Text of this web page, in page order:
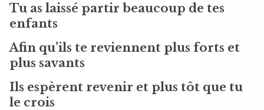
Tu as laissé partir beaucoup de tes
enfants
Afin qu’ils te reviennent plus forts et
plus savants
Ils espèrent revenir et plus tôt que tu
le crois